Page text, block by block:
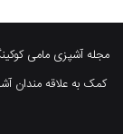
کمک به علاقه مندان